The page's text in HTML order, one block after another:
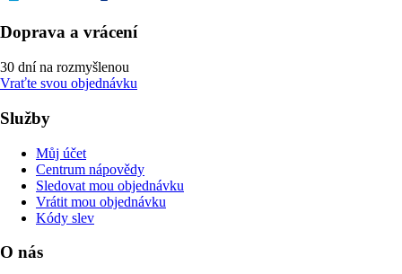
Doprava a vrácení
30 dní na rozmyšlenou
Vraťte svou objednávku
Služby
Můj účet
Centrum nápovědy
Sledovat mou objednávku
Vrátit mou objednávku
Kódy slev
O nás